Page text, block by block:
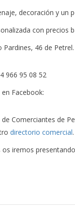
decoración y un
con precios
Pardines, 46 de Petrel.
966 95 08 52
Facebook:
Comerciantes de
directorio comercial
os iremos